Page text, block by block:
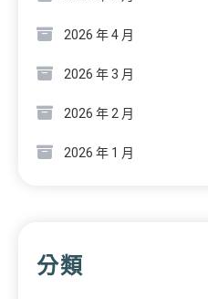
2026 年 4 月
2026 年 3 月
2026 年 2 月
2026 年 1 月
分類